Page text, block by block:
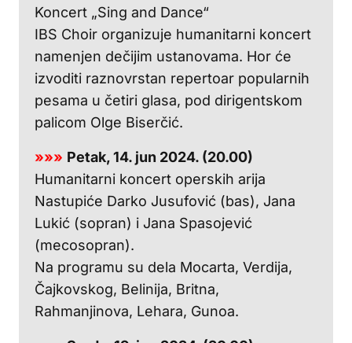
Koncert „Sing and Dance“
IBS Choir organizuje humanitarni koncert
namenjen dečijim ustanovama. Hor će
izvoditi raznovrstan repertoar popularnih
pesama u četiri glasa, pod dirigentskom
palicom Olge Biserčić.
»»» Petak, 14. jun 2024. (20.00)
Humanitarni koncert operskih arija
Nastupiće Darko Jusufović (bas), Jana
Lukić (sopran) i Jana Spasojević
(mecosopran).
Na programu su dela Mocarta, Verdija,
Čajkovskog, Belinija, Britna,
Rahmanjinova, Lehara, Gunoa.